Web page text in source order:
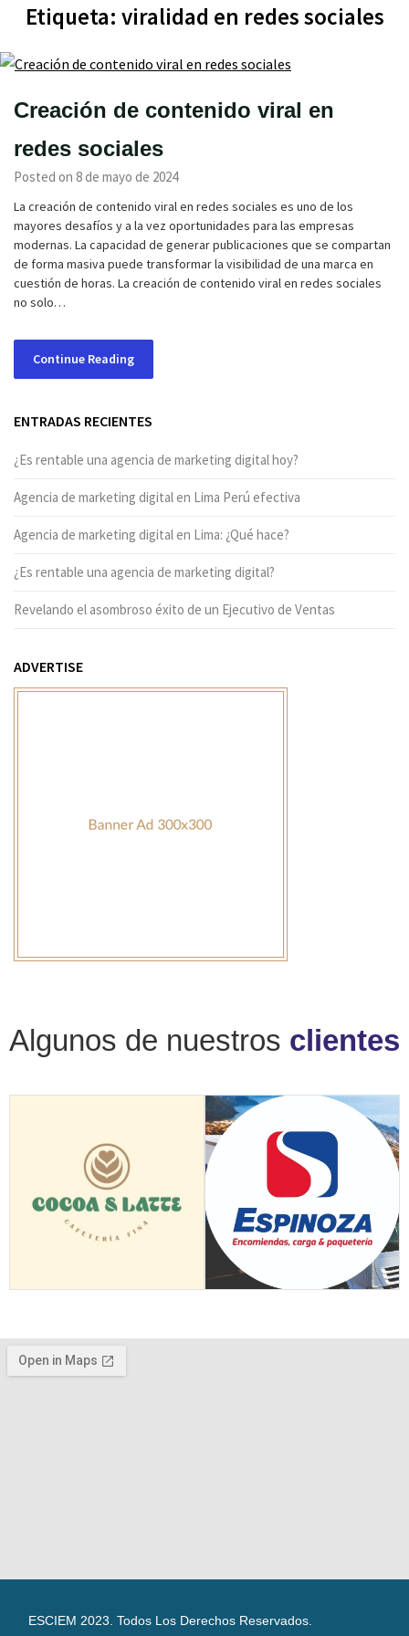
Etiqueta: viralidad en redes sociales
Creación de contenido viral en
redes sociales
Posted on 8 de mayo de 2024
La creación de contenido viral en redes sociales es uno de los
mayores desafíos y a la vez oportunidades para las empresas
modernas. La capacidad de generar publicaciones que se compartan
de forma masiva puede transformar la visibilidad de una marca en
cuestión de horas. La creación de contenido viral en redes sociales
no solo…
Continue Reading
ENTRADAS RECIENTES
¿Es rentable una agencia de marketing digital hoy?
Agencia de marketing digital en Lima Perú efectiva
Agencia de marketing digital en Lima: ¿Qué hace?
¿Es rentable una agencia de marketing digital?
Revelando el asombroso éxito de un Ejecutivo de Ventas
ADVERTISE
Algunos de nuestros clientes
ESCIEM 2023. Todos Los Derechos Reservados.